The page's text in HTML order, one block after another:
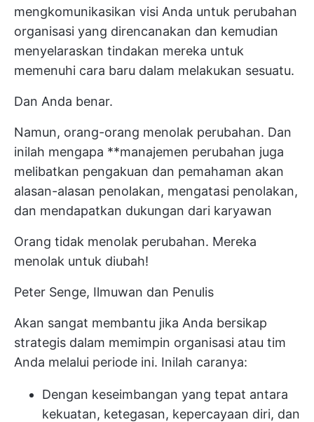
mengkomunikasikan visi Anda untuk perubahan
organisasi yang direncanakan dan kemudian
menyelaraskan tindakan mereka untuk
memenuhi cara baru dalam melakukan sesuatu.
Dan Anda benar.
Namun, orang-orang menolak perubahan. Dan
inilah mengapa **manajemen perubahan juga
melibatkan pengakuan dan pemahaman akan
alasan-alasan penolakan, mengatasi penolakan,
dan mendapatkan dukungan dari karyawan
Orang tidak menolak perubahan. Mereka
menolak untuk diubah!
Peter Senge, Ilmuwan dan Penulis
Akan sangat membantu jika Anda bersikap
strategis dalam memimpin organisasi atau tim
Anda melalui periode ini. Inilah caranya:
Dengan keseimbangan yang tepat antara
kekuatan, ketegasan, kepercayaan diri, dan